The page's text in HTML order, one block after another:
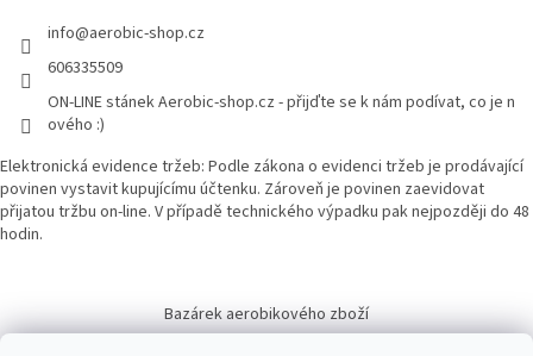
info@aerobic-shop.cz
606335509
ON-LINE stánek Aerobic-shop.cz - přijďte se k nám podívat, co je n
ového :)
Elektronická evidence tržeb: Podle zákona o evidenci tržeb je prodávající
povinen vystavit kupujícímu účtenku. Zároveň je povinen zaevidovat
přijatou tržbu on-line. V případě technického výpadku pak nejpozději do 48
hodin.
Bazárek aerobikového zboží